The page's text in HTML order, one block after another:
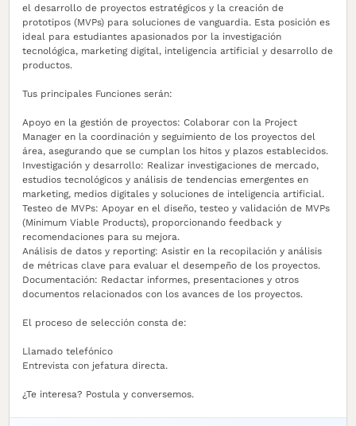
el desarrollo de proyectos estratégicos y la creación de
prototipos (MVPs) para soluciones de vanguardia. Esta posición es
ideal para estudiantes apasionados por la investigación
tecnológica, marketing digital, inteligencia artificial y desarrollo de
productos.
Tus principales Funciones serán:
Apoyo en la gestión de proyectos: Colaborar con la Project
Manager en la coordinación y seguimiento de los proyectos del
área, asegurando que se cumplan los hitos y plazos establecidos.
Investigación y desarrollo: Realizar investigaciones de mercado,
estudios tecnológicos y análisis de tendencias emergentes en
marketing, medios digitales y soluciones de inteligencia artificial.
Testeo de MVPs: Apoyar en el diseño, testeo y validación de MVPs
(Minimum Viable Products), proporcionando feedback y
recomendaciones para su mejora.
Análisis de datos y reporting: Asistir en la recopilación y análisis
de métricas clave para evaluar el desempeño de los proyectos.
Documentación: Redactar informes, presentaciones y otros
documentos relacionados con los avances de los proyectos.
El proceso de selección consta de:
Llamado telefónico
Entrevista con jefatura directa.
¿Te interesa? Postula y conversemos.